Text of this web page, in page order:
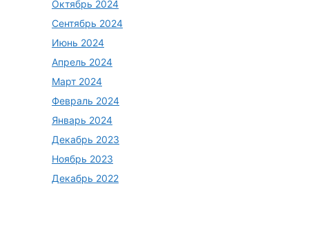
Октябрь 2024
Сентябрь 2024
Июнь 2024
Апрель 2024
Март 2024
Февраль 2024
Январь 2024
Декабрь 2023
Ноябрь 2023
Декабрь 2022